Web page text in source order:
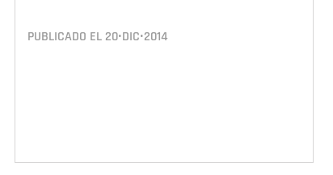
PUBLICADO EL 20•DIC•2014